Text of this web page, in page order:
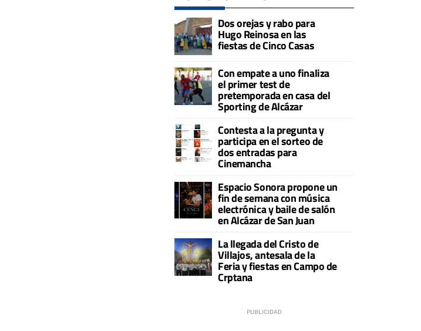
Dos orejas y rabo para
Hugo Reinosa en las
fiestas de Cinco Casas
Con empate a uno finaliza
el primer test de
pretemporada en casa del
Sporting de Alcázar
Contesta a la pregunta y
participa en el sorteo de
dos entradas para
Cinemancha
Espacio Sonora propone un
fin de semana con música
electrónica y baile de salón
en Alcázar de San Juan
La llegada del Cristo de
Villajos, antesala de la
Feria y fiestas en Campo de
Crptana